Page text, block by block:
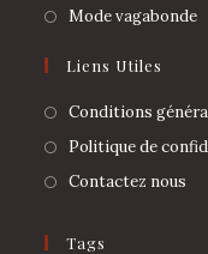
Mode vagabonde
Liens Utiles
Conditions
Politique de
Contactez nous
Tags